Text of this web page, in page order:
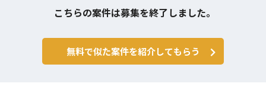
こちらの案件は募集を終了しました。
無料で似た案件を紹介してもらう